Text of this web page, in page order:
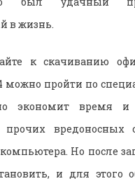
в жизнь.
к скачиванию
можно пройти по
экономит время и
вредоносных
компьютера. Но после
и для этого